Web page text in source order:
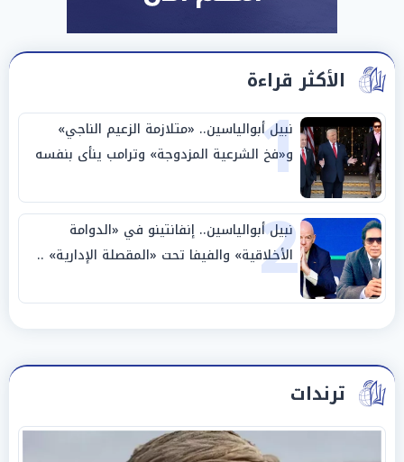
الأكثر قراءة
1
نبيل أبوالياسين.. «متلازمة الزعيم الناجي»
و«فخ الشرعية المزدوجة» وترامب ينأى بنفسه
وحليفه في «ميتم استراتيجي»
2
نبيل أبوالياسين.. إنفانتينو في «الدوامة
الأخلاقية» والفيفا تحت «المقصلة الإدارية» ..
«عبادة العرش وجنازة المصداقية»
ترندات